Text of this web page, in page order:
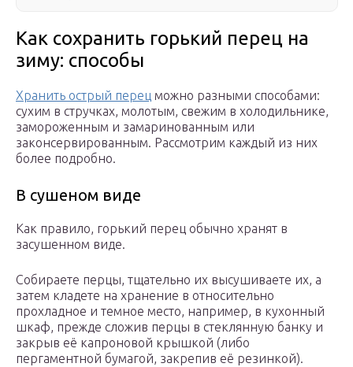
Как сохранить горький перец на
зиму: способы
Хранить острый перец можно разными способами:
сухим в стручках, молотым, свежим в холодильнике,
замороженным и замаринованным или
законсервированным. Рассмотрим каждый из них
более подробно.
В сушеном виде
Как правило, горький перец обычно хранят в
засушенном виде.
Собираете перцы, тщательно их высушиваете их, а
затем кладете на хранение в относительно
прохладное и темное место, например, в кухонный
шкаф, прежде сложив перцы в стеклянную банку и
закрыв её капроновой крышкой (либо
пергаментной бумагой, закрепив её резинкой).